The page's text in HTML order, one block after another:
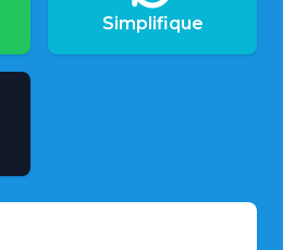
Simplifique